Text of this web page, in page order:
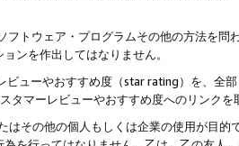
フトウェア・プログラムその他の方法を
ンを作出してはなりません。
ビューやおすすめ度（star rating）を、全
タマーレビューやおすすめ度へのリンクを
はその他の個人もしくは企業の使用が目